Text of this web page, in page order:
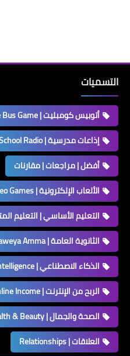
التسميات
أتوبيس كومبليت | Complete Bus Game
إذاعات مدرسية | School Radio
أفضل | مراجعات | مقارنات
الألعاب الإلكترونية | Video Games
التعليم الأساسي | التعليم
الثانوية العامة | Thanaweya Amma
الذكاء الاصطناعي | Artificial Intelligence
الربح من الإنترنت | Online Income
الصحة والجمال | Health & Beauty
العلاقات | Relationships